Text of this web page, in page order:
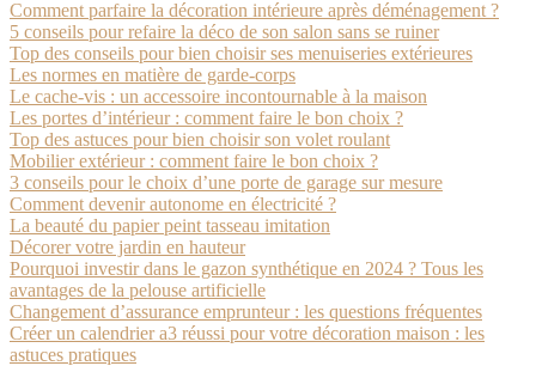
Comment parfaire la décoration intérieure après déménagement ?
5 conseils pour refaire la déco de son salon sans se ruiner
Top des conseils pour bien choisir ses menuiseries extérieures
Les normes en matière de garde-corps
Le cache-vis : un accessoire incontournable à la maison
Les portes d’intérieur : comment faire le bon choix ?
Top des astuces pour bien choisir son volet roulant
Mobilier extérieur : comment faire le bon choix ?
3 conseils pour le choix d’une porte de garage sur mesure
Comment devenir autonome en électricité ?
La beauté du papier peint tasseau imitation
Décorer votre jardin en hauteur
Pourquoi investir dans le gazon synthétique en 2024 ? Tous les
avantages de la pelouse artificielle
Changement d’assurance emprunteur : les questions fréquentes
Créer un calendrier a3 réussi pour votre décoration maison : les
astuces pratiques